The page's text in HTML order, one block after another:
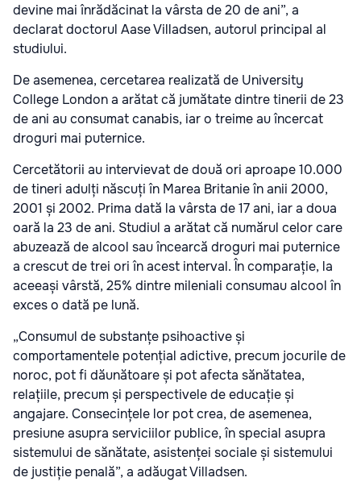
devine mai înrădăcinat la vârsta de 20 de ani”, a
declarat doctorul Aase Villadsen, autorul principal al
studiului.
De asemenea, cercetarea realizată de University
College London a arătat că jumătate dintre tinerii de 23
de ani au consumat canabis, iar o treime au încercat
droguri mai puternice.
Cercetătorii au intervievat de două ori aproape 10.000
de tineri adulți născuți în Marea Britanie în anii 2000,
2001 și 2002. Prima dată la vârsta de 17 ani, iar a doua
oară la 23 de ani. Studiul a arătat că numărul celor care
abuzează de alcool sau încearcă droguri mai puternice
a crescut de trei ori în acest interval. În comparație, la
aceeași vârstă, 25% dintre mileniali consumau alcool în
exces o dată pe lună.
„Consumul de substanțe psihoactive și
comportamentele potențial adictive, precum jocurile de
noroc, pot fi dăunătoare și pot afecta sănătatea,
relațiile, precum și perspectivele de educație și
angajare. Consecințele lor pot crea, de asemenea,
presiune asupra serviciilor publice, în special asupra
sistemului de sănătate, asistenței sociale și sistemului
de justiție penală”, a adăugat Villadsen.